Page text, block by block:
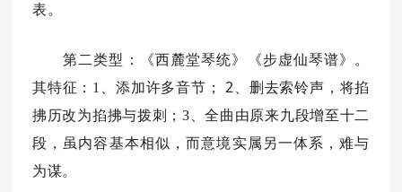
表。
第二类型：《西麓堂琴统》《步虚仙琴谱》。
其特征：1、添加许多音节；
2 、删去索铃声，将掐
拂历改为掐拂与拨刺；3、全曲由原来九段增至十二
段，虽内容基本相似，而意境实属另一体系，难与
为谋。